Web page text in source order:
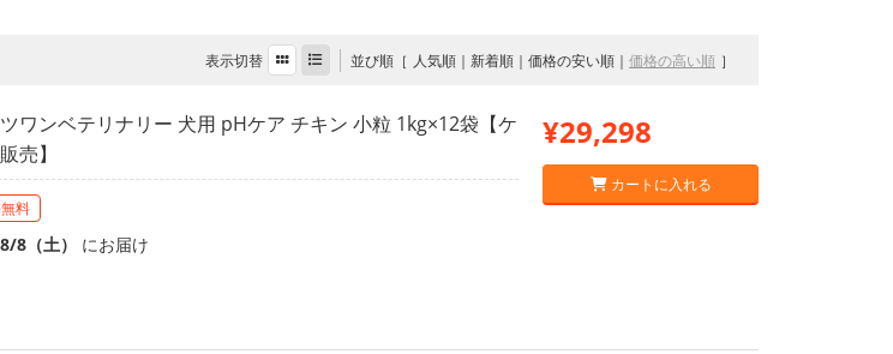
表示切替 並び順 人気順 新着順 価格の安い順 価格の高い順
ワンベテリナリー 犬用 pHケア チキン 小粒 1kg×12袋【ケ
売】
料
8（土） にお届け
¥29,298
カートに入れる